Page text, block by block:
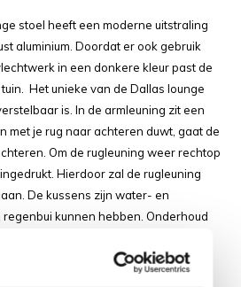
stoel heeft een moderne uitstraling
aluminium. Doordat er ook gebruik
in een donkere kleur past de
Het unieke van de Dallas lounge
is. In de armleuning zit een
met je rug naar achteren duwt, gaat de
Om de rugleuning weer rechtop
Hierdoor zal de rugleuning
De kussens zijn water- en
kunnen hebben. Onderhoud